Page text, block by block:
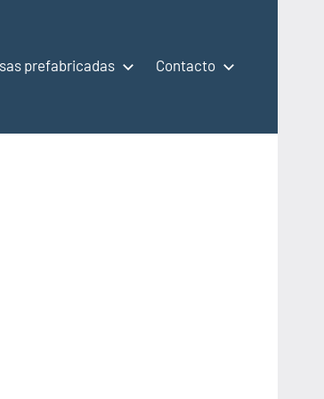
prefabricadas Contacto